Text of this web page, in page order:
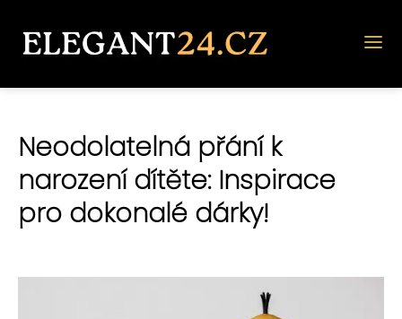
Neodolatelná přání k
narození dítěte: Inspirace
pro dokonalé dárky!